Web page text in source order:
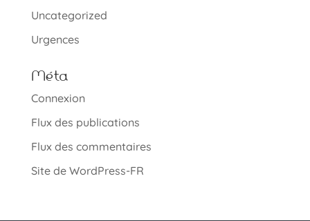
Uncategorized
Urgences
Méta
Connexion
Flux des publications
Flux des commentaires
Site de WordPress-FR